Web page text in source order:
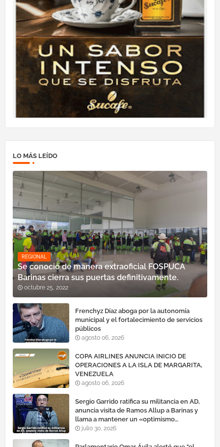
LO MÁS LEÍDO
REGIONAL
Se conoció de manera extraoficial FOSPUCA
Barinas cierra sus puertas definitivamente.
octubre 25, 2022
Frenchyz Díaz aboga por la autonomía
municipal y el fortalecimiento de servicios
públicos
agosto 06, 2026
COPA AIRLINES ANUNCIA INICIO DE
OPERACIONES A LA ISLA DE MARGARITA,
VENEZUELA
agosto 06, 2026
Sergio Garrido ratifica su militancia en AD,
anuncia visita de Ramos Allup a Barinas y
llama a mantener un «optimismo
cauteloso»
julio 30, 2026